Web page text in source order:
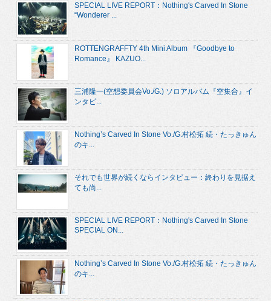
SPECIAL LIVE REPORT：Nothing's Carved In Stone
“Wonderer ...
ROTTENGRAFFTY 4th Mini Album 『Goodbye to
Romance』 KAZUO...
三浦隆一(空想委員会Vo./G.) ソロアルバム『空集合』イ
ンタビ...
Nothing’s Carved In Stone Vo./G.村松拓 続・たっきゅん
のキ...
それでも世界が続くならインタビュー：終わりを見据え
ても尚...
SPECIAL LIVE REPORT：Nothing's Carved In Stone
SPECIAL ON...
Nothing’s Carved In Stone Vo./G.村松拓 続・たっきゅん
のキ...